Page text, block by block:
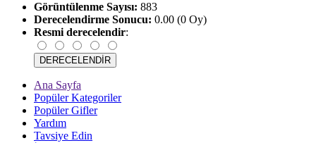
Görüntülenme Sayısı: 883
Derecelendirme Sonucu: 0.00 (0 Oy)
Resmi derecelendir:
Ana Sayfa
Popüler Kategoriler
Popüler Gifler
Yardım
Tavsiye Edin